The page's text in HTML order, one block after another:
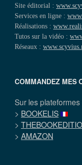
Site éditorial :
Services en ligne :
Réalisations :
Tutos sur la vidéo :
Réseaux :
COMMANDEZ MES
Sur les plateformes
> BOOKELIS
>
> AMAZON